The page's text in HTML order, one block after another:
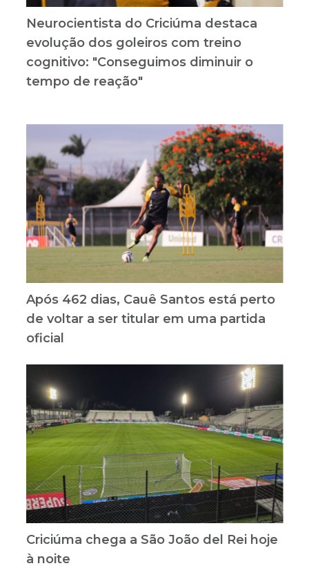
Neurocientista do Criciúma destaca
evolução dos goleiros com treino
cognitivo: "Conseguimos diminuir o
tempo de reação"
Após 462 dias, Cauê Santos está perto
de voltar a ser titular em uma partida
oficial
Criciúma chega a São João del Rei hoje
à noite